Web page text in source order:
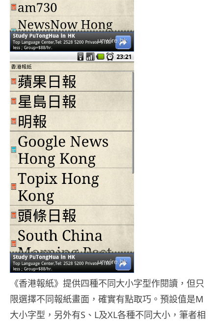
《香港報紙》提供四種不同大小字型作閱讀，但只
限選擇不同報紙畫面，確實有點取巧。預設值是M
大小字型，另外有S、L及XL各種不同大小，筆者相